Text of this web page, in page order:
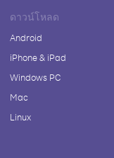
ดาวน์โหลด
Android
iPhone & iPad
Windows PC
Mac
Linux